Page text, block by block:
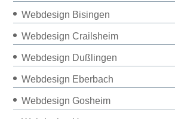
Webdesign Bisingen
Webdesign Crailsheim
Webdesign Dußlingen
Webdesign Eberbach
Webdesign Gosheim